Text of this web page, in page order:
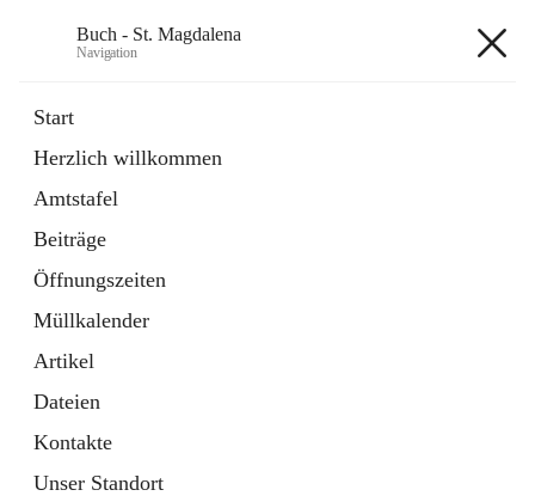
Buch - St. Magdalena
Navigation
Start
Herzlich willkommen
Amtstafel
Beiträge
Öffnungszeiten
Müllkalender
Artikel
Dateien
Kontakte
Unser Standort
11 Schnellzugriffe
Bürgerservice
10 Schnellzugriffe